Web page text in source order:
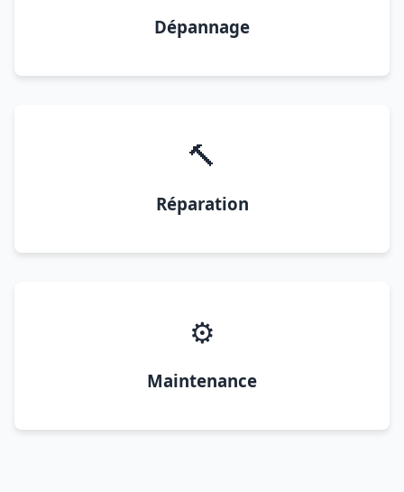
Dépannage
🔨
Réparation
⚙️
Maintenance